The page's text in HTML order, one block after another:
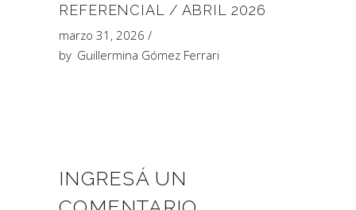
REFERENCIAL / ABRIL 2026
marzo 31, 2026
by Guillermina Gómez Ferrari
INGRESÁ UN